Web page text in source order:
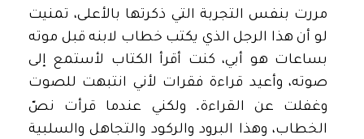
مررت بنفس التجربة التي ذكرتها بالأعلى، تمنيت
لو أن هذا الرجل الذي يكتب خطاب لابنه قبل موته
بساعات هو أبي، كنت أقرأ الكتاب لأستمع إلى
صوته، وأعيد قراءة فقرات لأني انتبهت للصوت
وغفلت عن القراءة. ولكني عندما قرأت نصّ
الخطاب، وهذا البرود والركود والتجاهل والسلبية